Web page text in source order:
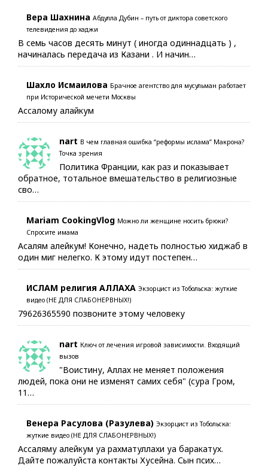
Вера Шахнина Абдулла Дубин – путь от диктора советского
телевидения до хаджи
В семь часов десять минут ( иногда одиннадцать ) ,
начиналась передача из Казани . И начин…
Шахло Исмаилова Брачное агентство для мусульман работает
при Исторической мечети Москвы
Ассалому алайкум
nart В чем главная ошибка “реформы ислама” Макрона?
Точка зрения
Политика Франции, как раз и показывает
обратное, тотальное вмешательство в религиозные
сво…
Mariam CookingVlog Можно ли женщине носить брюки?
Спросите имама
Асалям алейкум! Конечно, надеть полностью хиджаб в
один миг нелегко. К этому идут постепен…
ИСЛАМ религия АЛЛАХА Экзорцист из Тобольска: жуткие
видео (НЕ ДЛЯ СЛАБОНЕРВНЫХ!)
79626365590 позвоните этому человеку
nart Ключ от лечения игровой зависимости. Входящий
вызов
"Воистину, Аллах не меняет положения
людей, пока они не изменят самих себя" (сура Гром,
11…
Венера Расулова (Разулева) Экзорцист из Тобольска:
жуткие видео (НЕ ДЛЯ СЛАБОНЕРВНЫХ!)
Ассаляму алейкум уа рахматуллахи уа баракатух.
Дайте пожалуйста контакты Хусейна. Сын псих…